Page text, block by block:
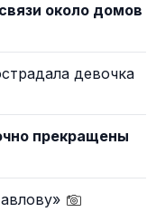
около домов
девочка
прекращены